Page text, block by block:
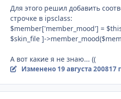
Для этого решил добавить
cтрочке в ipsclass:
$member['member_mood'] =
$skin_file ]-
А вот какие я не знаю... ((
Изменено 19 августа 200817 г